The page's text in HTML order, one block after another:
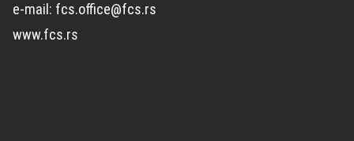
e-mail: fcs.office@fcs.rs
www.fcs.rs